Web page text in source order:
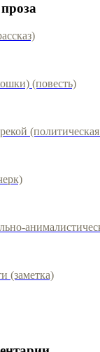
(повесть)
(заметка)